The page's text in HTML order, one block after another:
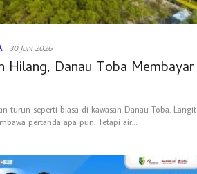
30 Juni 2026
Hilang, Danau Toba Membayar
turun seperti biasa di kawasan Danau Toba. Langit
pertanda apa pun. Tetapi air…